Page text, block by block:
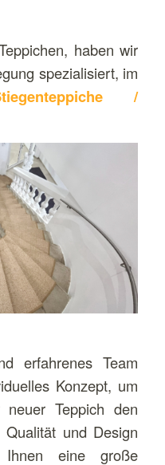
haben wir
spezialisiert, im
/
erfahrenes Team
Konzept, um
neuer Teppich den
und Design
eine große